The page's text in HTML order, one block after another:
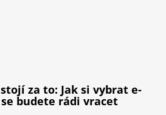
za to: Jak si vybrat e-
budete rádi vracet